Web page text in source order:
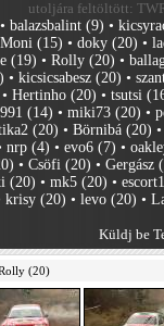
utoljára feltöltött:
•balazsbalint (9) •
Moni (15) •doky (20) •
(19) •Rolly (20) •
•kicsicsabesz (20) •
•Hertinho (20) •tsutsi
(14) •miki73 (20) •
(20) •Börnibá (20)
nrp (4) •evo6 (7) •
•Csöfi (20) •Gergász
(20) •mk5 (20) •
krisy (20) •levo (20) •
Küldj be
(20)